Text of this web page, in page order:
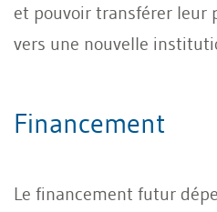
et pouvoir transférer leur
vers une nouvelle
Financement
Le financement futur